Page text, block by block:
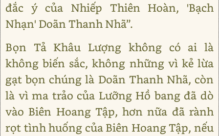
đắc ý của Nhiếp Thiên Hoàn, 'Bạch
Nhạn' Doãn Thanh Nhã”.
Bọn Tả Khâu Lượng không có ai là
không biến sắc, không những vì kẻ lừa
gạt bọn chúng là Doãn Thanh Nhã, còn
là vì ma trảo của Lưỡng Hồ bang đã dò
vào Biên Hoang Tập, hơn nữa đã rành
rọt tình huống của Biên Hoang Tập, nếu